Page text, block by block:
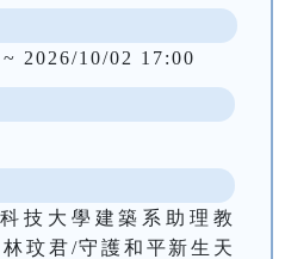
2026/10/02 17:00
技大學建築系助理教
玟君/守護和平新生天